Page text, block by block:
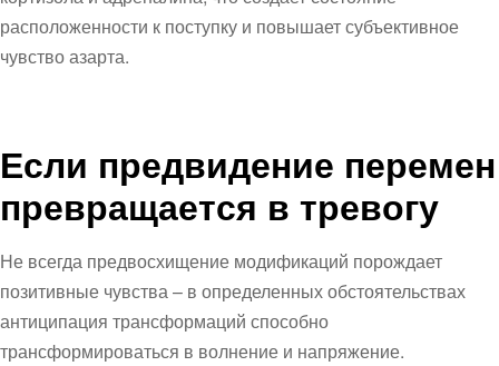
расположенности к поступку и повышает субъективное
чувство азарта.
Если предвидение перемен
превращается в тревогу
Не всегда предвосхищение модификаций порождает
позитивные чувства – в определенных обстоятельствах
антиципация трансформаций способно
трансформироваться в волнение и напряжение.